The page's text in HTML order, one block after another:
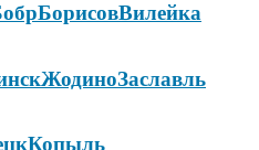
БорисовВилейка
ЖодиноЗаславль
Копыль